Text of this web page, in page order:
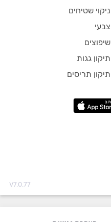
ניקוי שטיחים
צבעי
שיפוצים
תיקון גגות
תיקון תריסים
V7.0.77